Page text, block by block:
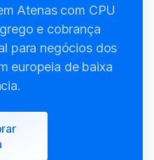
Atenas com CPU
e cobrança
para negócios dos
europeia de baixa